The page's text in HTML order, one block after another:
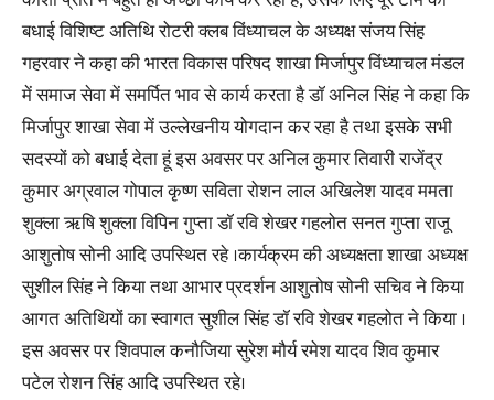
बधाई विशिष्ट अतिथि रोटरी क्लब विंध्याचल के अध्यक्ष संजय सिंह
गहरवार ने कहा की भारत विकास परिषद शाखा मिर्जापुर विंध्याचल मंडल
में समाज सेवा में समर्पित भाव से कार्य करता है डॉ अनिल सिंह ने कहा कि
मिर्जापुर शाखा सेवा में उल्लेखनीय योगदान कर रहा है तथा इसके सभी
सदस्यों को बधाई देता हूं इस अवसर पर अनिल कुमार तिवारी राजेंद्र
कुमार अग्रवाल गोपाल कृष्ण सविता रोशन लाल अखिलेश यादव ममता
शुक्ला ऋषि शुक्ला विपिन गुप्ता डॉ रवि शेखर गहलोत सनत गुप्ता राजू
आशुतोष सोनी आदि उपस्थित रहे ।कार्यक्रम की अध्यक्षता शाखा अध्यक्ष
सुशील सिंह ने किया तथा आभार प्रदर्शन आशुतोष सोनी सचिव ने किया
आगत अतिथियों का स्वागत सुशील सिंह डॉ रवि शेखर गहलोत ने किया ।
इस अवसर पर शिवपाल कनौजिया सुरेश मौर्य रमेश यादव शिव कुमार
पटेल रोशन सिंह आदि उपस्थित रहे।